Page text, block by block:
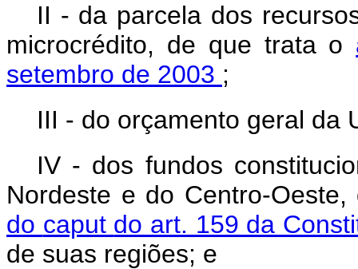
II - da parcela dos
microcrédito, de que trata o
setembro de 2003 ;
III - do orçamento geral da
IV - dos fundos
Nordeste e do Centro-
do caput do art. 159 da
de suas regiões; e